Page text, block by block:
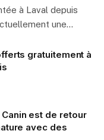
à Laval depuis
une…
gratuitement à
est de retour
avec des